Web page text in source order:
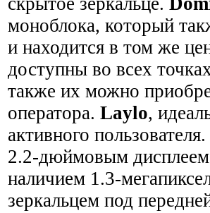
моноблока, который
и находится в том же
доступны во всех
также их можно
оператора. Laylo,
активного
2.2-дюймовым
наличием 1.3-
зеркальцем под